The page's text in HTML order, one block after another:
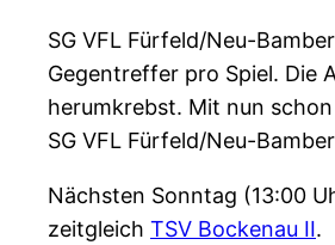
SG VFL Fürfeld/Neu-
Gegentreffer pro Spiel. Die
herumkrebst. Mit nun
SG VFL Fürfeld/Neu-
Nächsten Sonntag (13:00
zeitgleich TSV Bockenau II.